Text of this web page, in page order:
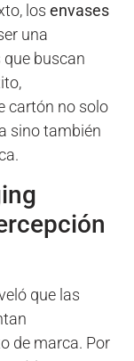
los envases
una
buscan
cartón no solo
sino también
que las
de marca. Por